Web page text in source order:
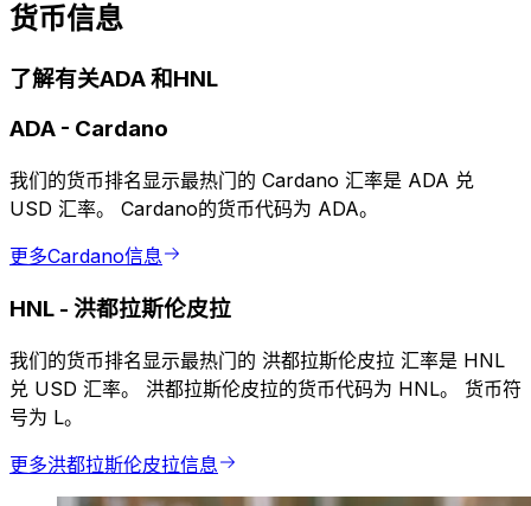
货币信息
了解有关ADA 和HNL
ADA - Cardano
我们的货币排名显示最热门的 Cardano 汇率是 ADA 兑
USD 汇率。 Cardano的货币代码为 ADA。
更多Cardano信息
HNL - 洪都拉斯伦皮拉
我们的货币排名显示最热门的 洪都拉斯伦皮拉 汇率是 HNL
兑 USD 汇率。 洪都拉斯伦皮拉的货币代码为 HNL。 货币符
号为 L。
更多洪都拉斯伦皮拉信息